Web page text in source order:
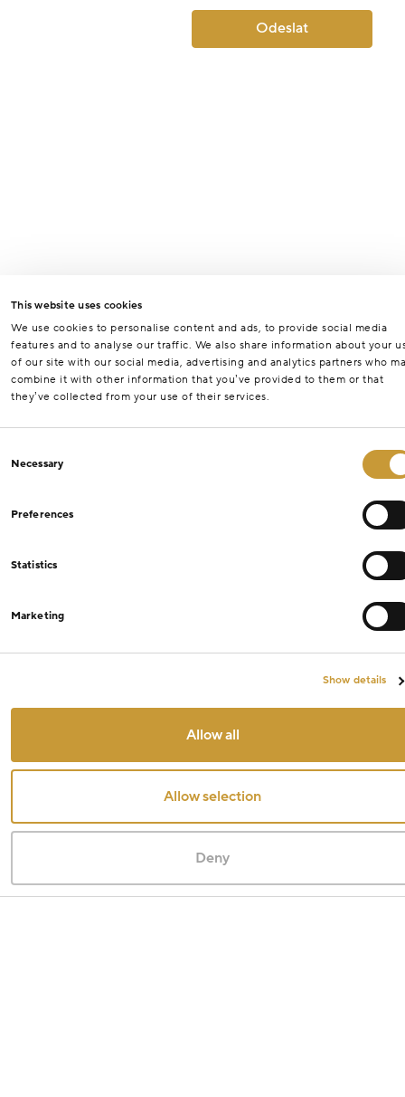
This website uses cookies
We use cookies to personalise content and ads, to provide social media
features and to analyse our traffic. We also share information about your
of our site with our social media, advertising and analytics partners who
combine it with other information that you’ve provided to them or that
they’ve collected from your use of their services.
Selection
Necessary
Preferences
Statistics
Marketing
Show details
Allow all
Allow selection
Deny
Odeslat